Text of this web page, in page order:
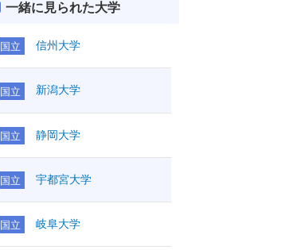
一緒に見られた大学
国立 信州大学
国立 新潟大学
国立 静岡大学
国立 宇都宮大学
国立 岐阜大学